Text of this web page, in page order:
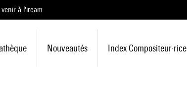
venir à l'ircam
Nouveautés Index Compositeur·rice